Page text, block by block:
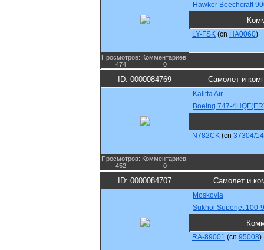
Hawker Beechcraft
LY-FSK (cn HA0060)
Просмотров:
474
Комментариев:
0
ID: 0000084769 Самолет и
Kalitta Air
Boeing 747-
N782CK (cn 37304/
Просмотров:
452
Комментариев:
0
ID: 0000084707 Самолет и
Moskovia
Sukhoi Superjet 100-
RA-89001 (cn 95008)